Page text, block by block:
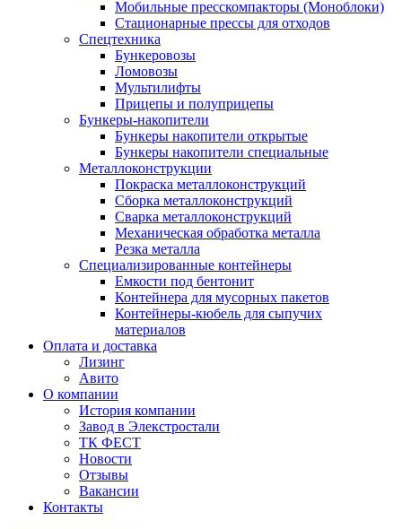
Мобильные пресскомпакторы (Моноблоки)
Стационарные прессы для отходов
Спецтехника
Бункеровозы
Ломовозы
Мультилифты
Прицепы и полуприцепы
Бункеры-накопители
Бункеры накопители открытые
Бункеры накопители специальные
Металлоконструкции
Покраска металлоконструкций
Сборка металлоконструкций
Сварка металлоконструкций
Механическая обработка металла
Резка металла
Специализированные контейнеры
Емкости под бентонит
Контейнера для мусорных пакетов
Контейнеры-кюбель для сыпучих
материалов
Оплата и доставка
Лизинг
Авито
О компании
История компании
Завод в Элекстростали
ТК ФЕСТ
Новости
Отзывы
Вакансии
Контакты